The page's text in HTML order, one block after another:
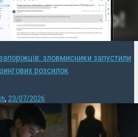
зловмисники запустили
розсилок
, 23/07/2026